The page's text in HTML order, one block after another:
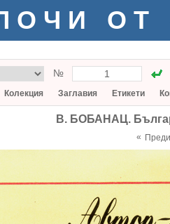
ОТ
№
Колекция Заглавия Етикети
В. БОБАНАЦ.
«